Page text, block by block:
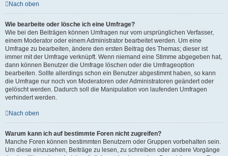
Nach oben
Wie bearbeite oder lösche ich eine Umfrage?
Wie bei den Beiträgen können Umfragen nur vom ursprünglichen Verfasser,
einem Moderator oder einem Administrator bearbeitet werden. Um eine
Umfrage zu bearbeiten, ändere den ersten Beitrag des Themas; dieser ist
immer mit der Umfrage verknüpft. Wenn niemand eine Stimme abgegeben hat,
dann können Benutzer die Umfrage löschen oder die Umfrageoption
bearbeiten. Sollte allerdings schon ein Benutzer abgestimmt haben, so kann
die Umfrage nur noch von Moderatoren oder Administratoren geändert oder
gelöscht werden. Dadurch soll die Manipulation von laufenden Umfragen
verhindert werden.
Nach oben
Warum kann ich auf bestimmte Foren nicht zugreifen?
Manche Foren können bestimmten Benutzern oder Gruppen vorbehalten sein.
Um diese einzusehen, Beiträge zu lesen, zu schreiben oder andere Vorgänge